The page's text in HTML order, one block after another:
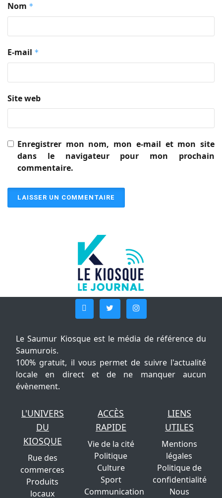
Nom *
E-mail *
Site web
Enregistrer mon nom, mon e-mail et mon site
dans le navigateur pour mon prochain
commentaire.
Le Saumur Kiosque est le média de référence du
Saumurois.
100% gratuit, il vous permet de suivre l'actualité
locale en direct et de ne manquer aucun
évènement.
L'UNIVERS
DU
KIOSQUE
Rue des
commerces
Produits
locaux
ACCÈS
RAPIDE
Vie de la cité
Politique
Culture
Sport
Communication
LIENS
UTILES
Mentions
légales
Politique de
confidentialité
Nous